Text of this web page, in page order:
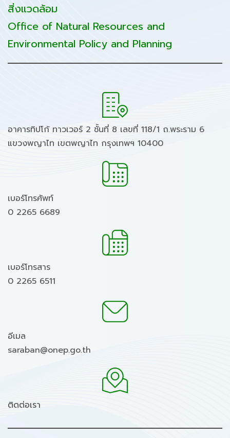
สิ่งแวดล้อม
Office of Natural Resources and
Environmental Policy and Planning
อาคารทิปโก้ ทาวเวอร์ 2 ชั้นที่ 8 เลขที่ 118/1 ถ.พระราม 6
แขวงพญาไท เขตพญาไท กรุงเทพฯ 10400
เบอร์โทรศัพท์
0 2265 6689
เบอร์โทรสาร
0 2265 6511
อีเมล
saraban@onep.go.th
ติดต่อเรา